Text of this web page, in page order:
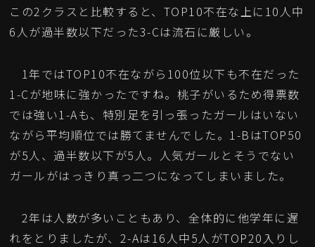
この2クラスと比較すると、TOP10不在な上に10人中
6人が過半数以下だった3-Cは流石に厳しい。
1年ではTOP10不在ながら100位以下も不在だった
1-Cが地味に強かったですね。桃子がいるため得票数
では強い1-Aも、特別足を引っ張ったガールはいない
ながら平均順位では勝てませんでした。1-BはTOP50
が5人、過半数以下が5人。人気ガールとそうでない
ガールがはっきり真っ二つになってしまいました。
2年は人数が多いこともあり、全体的に他学年に遅
れをとりましたが、2-Aは16人中5人がTOP20入りし